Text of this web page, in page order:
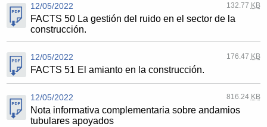
12/05/2022 132.77 KB
FACTS 50 La gestión del ruido en el sector de la
construcción.
12/05/2022 176.47 KB
FACTS 51 El amianto en la construcción.
12/05/2022 816.24 KB
Nota informativa complementaria sobre andamios
tubulares apoyados